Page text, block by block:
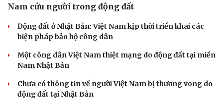
Nam cứu người trong động đất
Động đất ở Nhật Bản: Việt Nam kịp thời triển khai các
biện pháp bảo hộ công dân
Một công dân Việt Nam thiệt mạng do động đất tại miền
Nam Nhật Bản
Chưa có thông tin về người Việt Nam bị thương vong do
động đất tại Nhật Bản